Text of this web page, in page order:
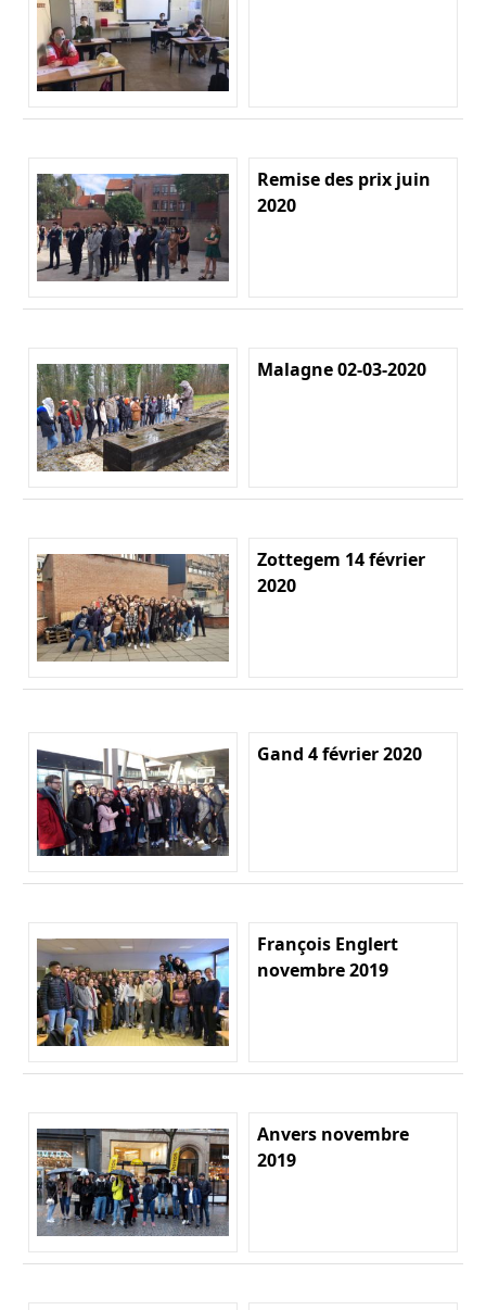
Remise des prix juin
2020
Malagne 02-03-2020
Zottegem 14 février
2020
Gand 4 février 2020
François Englert
novembre 2019
Anvers novembre
2019